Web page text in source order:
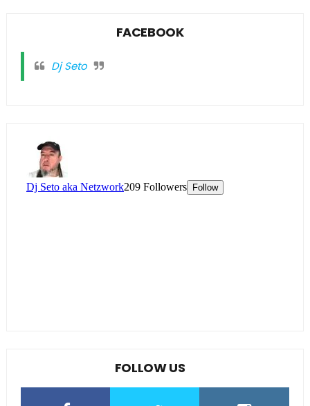
FACEBOOK
Dj Seto
FOLLOW US